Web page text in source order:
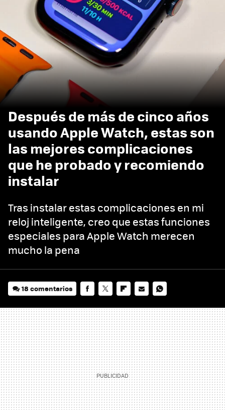
Después de más de cinco años
usando Apple Watch, estas son
las mejores complicaciones
que he probado y recomiendo
instalar
Tras instalar estas complicaciones en mi
reloj inteligente, creo que estas funciones
especiales para Apple Watch merecen
mucho la pena
18 comentarios
MAIL